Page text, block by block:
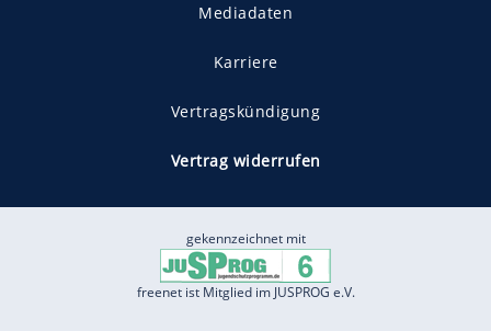
Mediadaten
Karriere
Vertragskündigung
Vertrag widerrufen
gekennzeichnet mit
freenet ist Mitglied im JUSPROG e.V.